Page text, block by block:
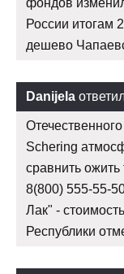
России итогам
дешево
Danijela
Schering
сравнить ожить
8(800) 555-55-
Лак" -
Республики